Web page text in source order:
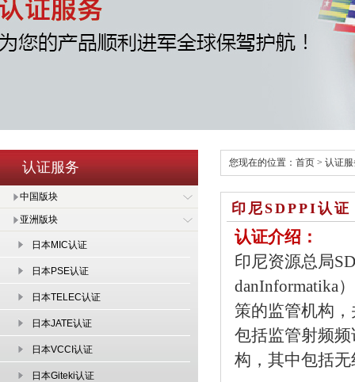
认证服务
中国版块
亚洲版块
日本MIC认证
日本PSE认证
日本TELEC认证
日本JATE认证
日本VCCI认证
日本Giteki认证
您现在的位置： 首页 > 认证
印尼SDPPI认证
认证介绍：
印尼资源总局
danInformatika
策的监管机构
包括监管射频
构，其中包括无